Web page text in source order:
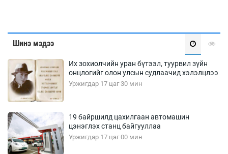
Шинэ мэдээ
Их зохиолчийн уран бүтээл, туурвил зүйн
онцлогийг олон улсын судлаачид хэлэлцлээ
Уржигдар 17 цаг 30 мин
19 байршилд цахилгаан автомашин
цэнэглэх станц байгууллаа
Уржигдар 17 цаг 00 мин